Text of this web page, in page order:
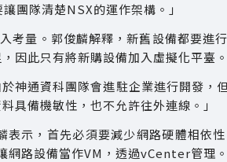
團隊清楚NSX的運作架構。」
量。郭俊麟解釋，新舊設備都要進
因此只有將新購設備加入虛擬化平臺。
神通資科團隊會進駐企業進行開發，
具備機敏性，也不允許往外連線。」
示，首先必須要減少網路硬體相依
網路設備當作VM，透過vCenter管理。